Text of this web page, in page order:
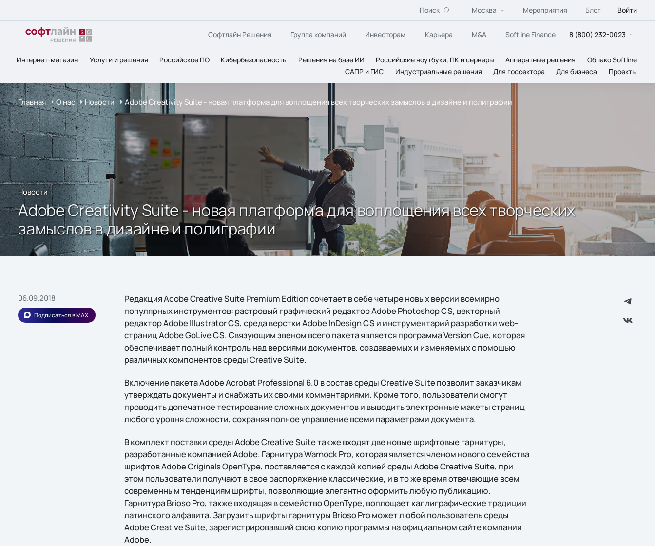
Поиск Москва Мероприятия Блог Войти
Софтлайн Решения Группа компаний Инвесторам Карьера M&A Softline Finance 8 (800) 232-0023
Интернет-магазин Услуги и решения Российское ПО Кибербезопасность Решения на базе ИИ Российские ноутбуки, ПК и серверы Аппаратные решения
Облако Softline
САПР и ГИС
Индустриальные решения Для госсектора Для бизнеса Проекты
Главная О нас Новости Adobe Creativity Suite - новая платформа для воплощения всех творческих замыслов в дизайне и полиграфии
Новости
Adobe Creativity Suite - новая платформа для воплощения всех творческих
замыслов в дизайне и полиграфии
06.09.2018
Подписаться в MAX
Редакция Adobe Creative Suite Premium Edition сочетает в себе четыре новых версии всемирно
популярных инструментов: растровый графический редактор Adobe Photoshop CS, векторный
редактор Adobe Illustrator CS, среда верстки Adobe InDesign CS и инструментарий разработки web-
страниц Adobe GoLive CS. Связующим звеном всего пакета является программа Version Cue, которая
обеспечивает полный контроль над версиями документов, создаваемых и изменяемых с помощью
различных компонентов среды Creative Suite.
Включение пакета Adobe Acrobat Professional 6.0 в состав среды Creative Suite позволит заказчикам
утверждать документы и снабжать их своими комментариями. Кроме того, пользователи смогут
проводить допечатное тестирование сложных документов и выводить электронные макеты страниц
любого уровня сложности, сохраняя полное управление всеми параметрами документа.
В комплект поставки среды Adobe Creative Suite также входят две новые шрифтовые гарнитуры,
разработанные компанией Adobe. Гарнитура Warnock Pro, которая является членом нового семейства
шрифтов Adobe Originals OpenType, поставляется с каждой копией среды Adobe Creative Suite, при
этом пользователи получают в свое распоряжение классические, и в то же время отвечающие всем
современным тенденциям шрифты, позволяющие элегантно оформить любую публикацию.
Гарнитура Brioso Pro, также входящая в семейство OpenType, воплощает каллиграфические традиции
латинского алфавита. Загрузить шрифты гарнитуры Brioso Pro может любой пользователь среды
Adobe Creative Suite, зарегистрировавший свою копию программы на официальном сайте компании
Adobe.